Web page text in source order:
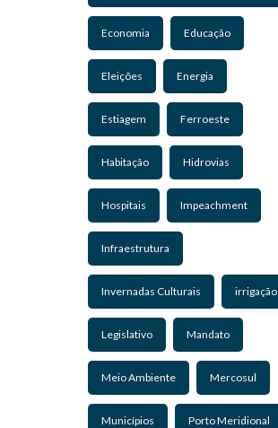
Economia Educação
Eleições Energia
Estiagem Ferroeste
Habitação Hidrovias
Hospitais Impeachment
Infraestrutura
Invernadas Culturais irrigação
Legislativo Mandato
Meio Ambiente Mercosul
Municípios Porto Meridional